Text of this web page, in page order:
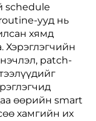
schedule
ууд нь
хямд
Хэрэглэгчийн
patch-
өөрийн smart
хамгийн их